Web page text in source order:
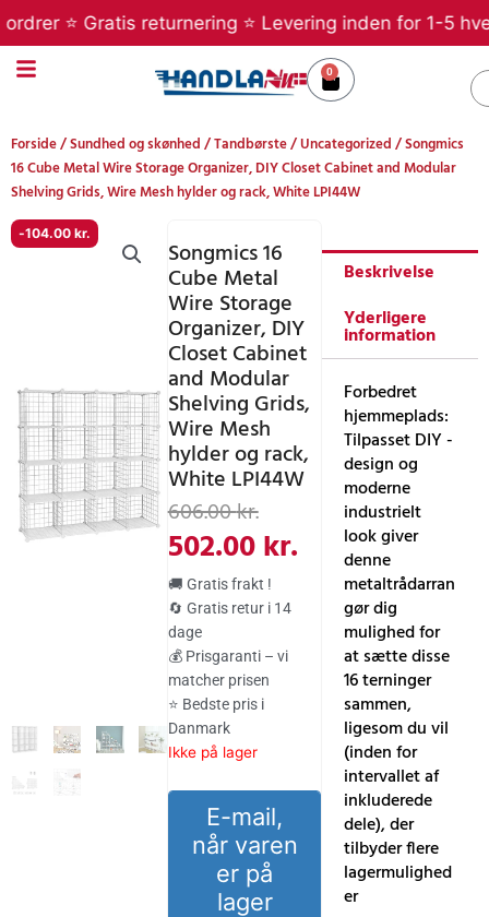
til
indholdet
⭐ Gratis returnering ⭐ Levering inden for 1-5
0
Kurv
Forside/Sundhed og skønhed/Tandbørste/Uncategorized/ Songmics
16 Cube Metal Wire Storage Organizer, DIY Closet Cabinet and Modular
Shelving Grids, Wire Mesh hylder og rack, White LPI44W
-104.00 kr.
Songmics 16
Cube Metal
Wire Storage
Organizer, DIY
Closet Cabinet
and Modular
Shelving Grids,
Wire Mesh
hylder og rack,
White LPI44W
606.00kr.Den
oprindelige
pris
var:
606.00 kr..
502.00kr.
Den
aktuelle
pris
502.00 kr..
🚚 Gratis frakt !
🔄 Gratis retur i 14
dage
💰 Prisgaranti – vi
matcher prisen
⭐ Bedste pris i
Danmark
Ikke på lager
E-mail,
når varen
er på
lager
Beskrivelse
Yderligere
information
Forbedret
hjemmeplads:
Tilpasset DIY -
design og
moderne
industrielt
look giver
denne
metaltrådarran
gør dig
mulighed for
at sætte disse
16 terninger
sammen,
ligesom du vil
(inden for
intervallet af
inkluderede
dele), der
tilbyder flere
lagermulighed
er